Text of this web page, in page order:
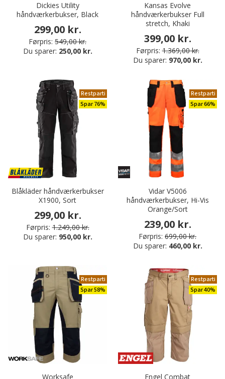
Dickies Utility
håndværkerbukser, Black
299,00 kr.
Førpris: 549,00 kr.
Du sparer: 250,00 kr.
Kansas Evolve
håndværkerbukser Full
stretch, Khaki
399,00 kr.
Førpris: 1.369,00 kr.
Du sparer: 970,00 kr.
Restparti
Spar 76%
Blåkläder håndværkerbukser
X1900, Sort
299,00 kr.
Førpris: 1.249,00 kr.
Du sparer: 950,00 kr.
Restparti
Spar 66%
Vidar V5006
håndværkerbukser, Hi-Vis
Orange/Sort
239,00 kr.
Førpris: 699,00 kr.
Du sparer: 460,00 kr.
Restparti
Spar 58%
Worksafe
Restparti
Spar 40%
Engel Combat